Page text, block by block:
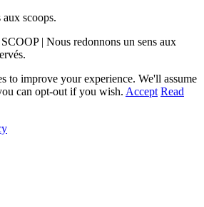
scoops.
| Nous redonnons un sens aux
to improve your experience. We'll assume
can opt-out if you wish. Accept Read